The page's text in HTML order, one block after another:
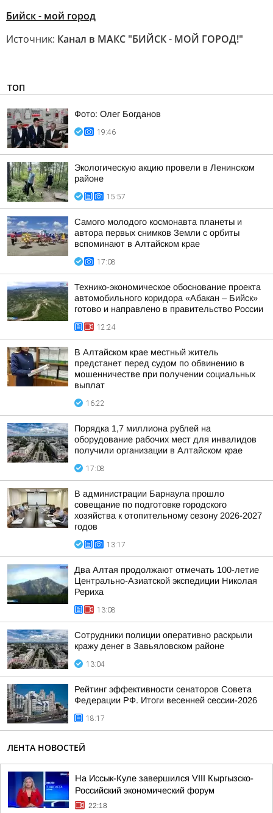
Бийск - мой город
Источник: Канал в МАКС "БИЙСК - МОЙ ГОРОД!"
ТОП
Фото: Олег Богданов
19:46
Экологическую акцию провели в Ленинском
районе
15:57
Самого молодого космонавта планеты и
автора первых снимков Земли с орбиты
вспоминают в Алтайском крае
17:08
Технико-экономическое обоснование проекта
автомобильного коридора «Абакан – Бийск»
готово и направлено в правительство России
12:24
В Алтайском крае местный житель
предстанет перед судом по обвинению в
мошенничестве при получении социальных
выплат
16:22
Порядка 1,7 миллиона рублей на
оборудование рабочих мест для инвалидов
получили организации в Алтайском крае
17:08
В администрации Барнаула прошло
совещание по подготовке городского
хозяйства к отопительному сезону 2026-2027
годов
13:17
Два Алтая продолжают отмечать 100-летие
Центрально-Азиатской экспедиции Николая
Рериха
13:08
Сотрудники полиции оперативно раскрыли
кражу денег в Завьяловском районе
13:04
Рейтинг эффективности сенаторов Совета
Федерации РФ. Итоги весенней сессии-2026
18:17
ЛЕНТА НОВОСТЕЙ
На Иссык-Куле завершился VIII Кыргызско-
Российский экономический форум
22:18